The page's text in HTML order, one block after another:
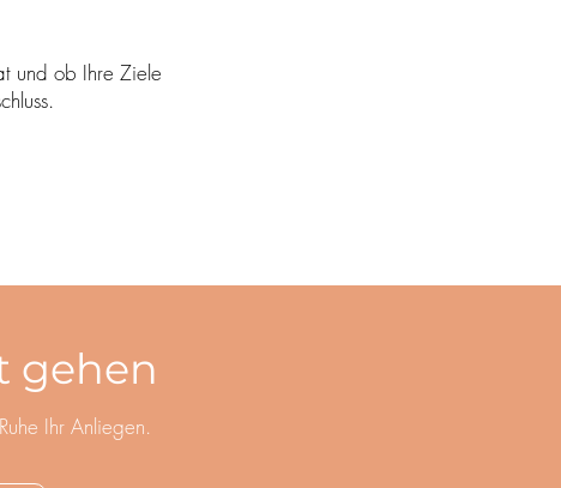
und ob Ihre Ziele
gehen
Ihr Anliegen.